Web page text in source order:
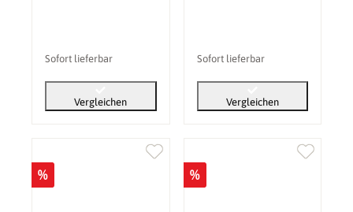
Sofort lieferbar
Vergleichen
Sofort lieferbar
Vergleichen
% %